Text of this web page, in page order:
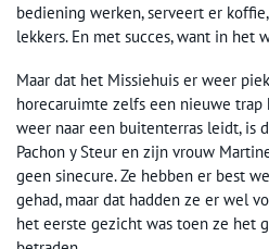
bediening werken, serveert er
lekkers. En met succes, want in het
Maar dat het Missiehuis er weer
horecaruimte zelfs een nieuwe
weer naar een buitenterras leidt, is
Pachon y Steur en zijn vrouw
geen sinecure. Ze hebben er best
gehad, maar dat hadden ze er wel
het eerste gezicht was toen ze het